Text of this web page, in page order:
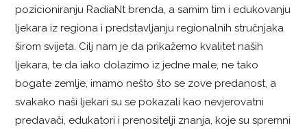
pozicioniranju RadiaNt brenda, a samim tim i edukovanju
ljekara iz regiona i predstavljanju regionalnih stručnjaka
širom svijeta. Cilj nam je da prikažemo kvalitet naših
ljekara, te da iako dolazimo iz jedne male, ne tako
bogate zemlje, imamo nešto što se zove predanost, a
svakako naši ljekari su se pokazali kao nevjerovatni
predavači, edukatori i prenositelji znanja, koje su spremni